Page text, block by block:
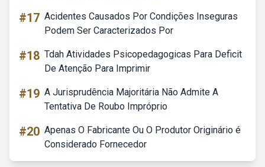
#17 Acidentes Causados Por Condições Inseguras
Podem Ser Caracterizados Por
#18 Tdah Atividades Psicopedagogicas Para Deficit
De Atenção Para Imprimir
#19 A Jurisprudência Majoritária Não Admite A
Tentativa De Roubo Impróprio
#20 Apenas O Fabricante Ou O Produtor Originário é
Considerado Fornecedor